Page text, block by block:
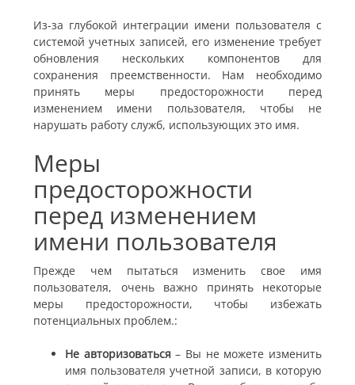
Из-за глубокой интеграции имени пользователя с
системой учетных записей, его изменение требует
обновления нескольких компонентов для
сохранения преемственности. Нам необходимо
принять меры предосторожности перед
изменением имени пользователя, чтобы не
нарушать работу служб, использующих это имя.
Меры
предосторожности
перед изменением
имени пользователя
Прежде чем пытаться изменить свое имя
пользователя, очень важно принять некоторые
меры предосторожности, чтобы избежать
потенциальных проблем.:
Не авторизоваться– Вы не можете изменить
имя пользователя учетной записи, в которую